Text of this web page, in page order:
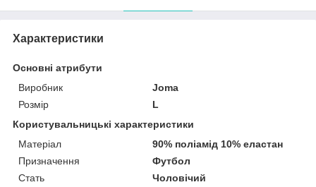
Характеристики
Основні атрибути
Виробник
Joma
Розмір
L
Користувальницькі характеристики
Матеріал
90% поліамід 10% еластан
Призначення
Футбол
Стать
Чоловічий